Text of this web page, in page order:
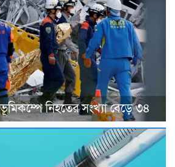
নিহতের সংখ্যা বেড়ে ৩৪